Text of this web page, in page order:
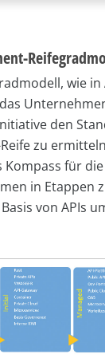
wie in
den
zu
Kompass für
in Etappen
von APIs